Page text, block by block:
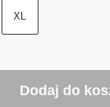
XL
Dodaj do